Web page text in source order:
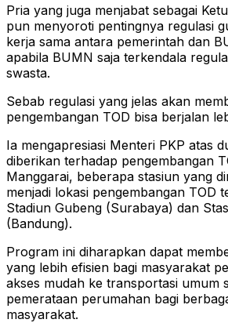
Pria yang juga menjabat sebagai
pun menyoroti pentingnya regulasi
kerja sama antara pemerintah dan
apabila BUMN saja terkendala
swasta.
Sebab regulasi yang jelas akan
pengembangan TOD bisa berjalan
Ia mengapresiasi Menteri PKP atas
diberikan terhadap pengembangan
Manggarai, beberapa stasiun yang
menjadi lokasi pengembangan TOD
Stadiun Gubeng (Surabaya) dan
(Bandung).
Program ini diharapkan dapat
yang lebih efisien bagi masyarakat
akses mudah ke transportasi umum
pemerataan perumahan bagi
masyarakat.